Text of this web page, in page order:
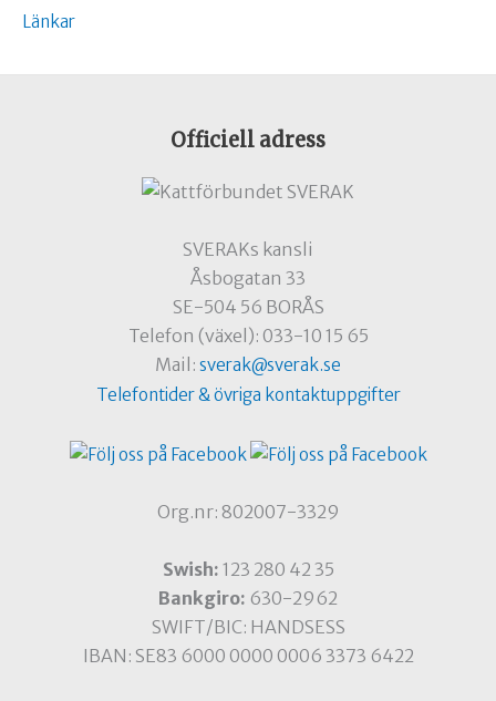
Länkar
Officiell adress
SVERAKs kansli
Åsbogatan 33
SE-504 56 BORÅS
Telefon (växel): 033-10 15 65
Mail: sverak@sverak.se
Telefontider & övriga kontaktuppgifter
Org.nr: 802007-3329
Swish: 123 280 42 35
Bankgiro: 630-2962
SWIFT/BIC: HANDSESS
IBAN: SE83 6000 0000 0006 3373 6422